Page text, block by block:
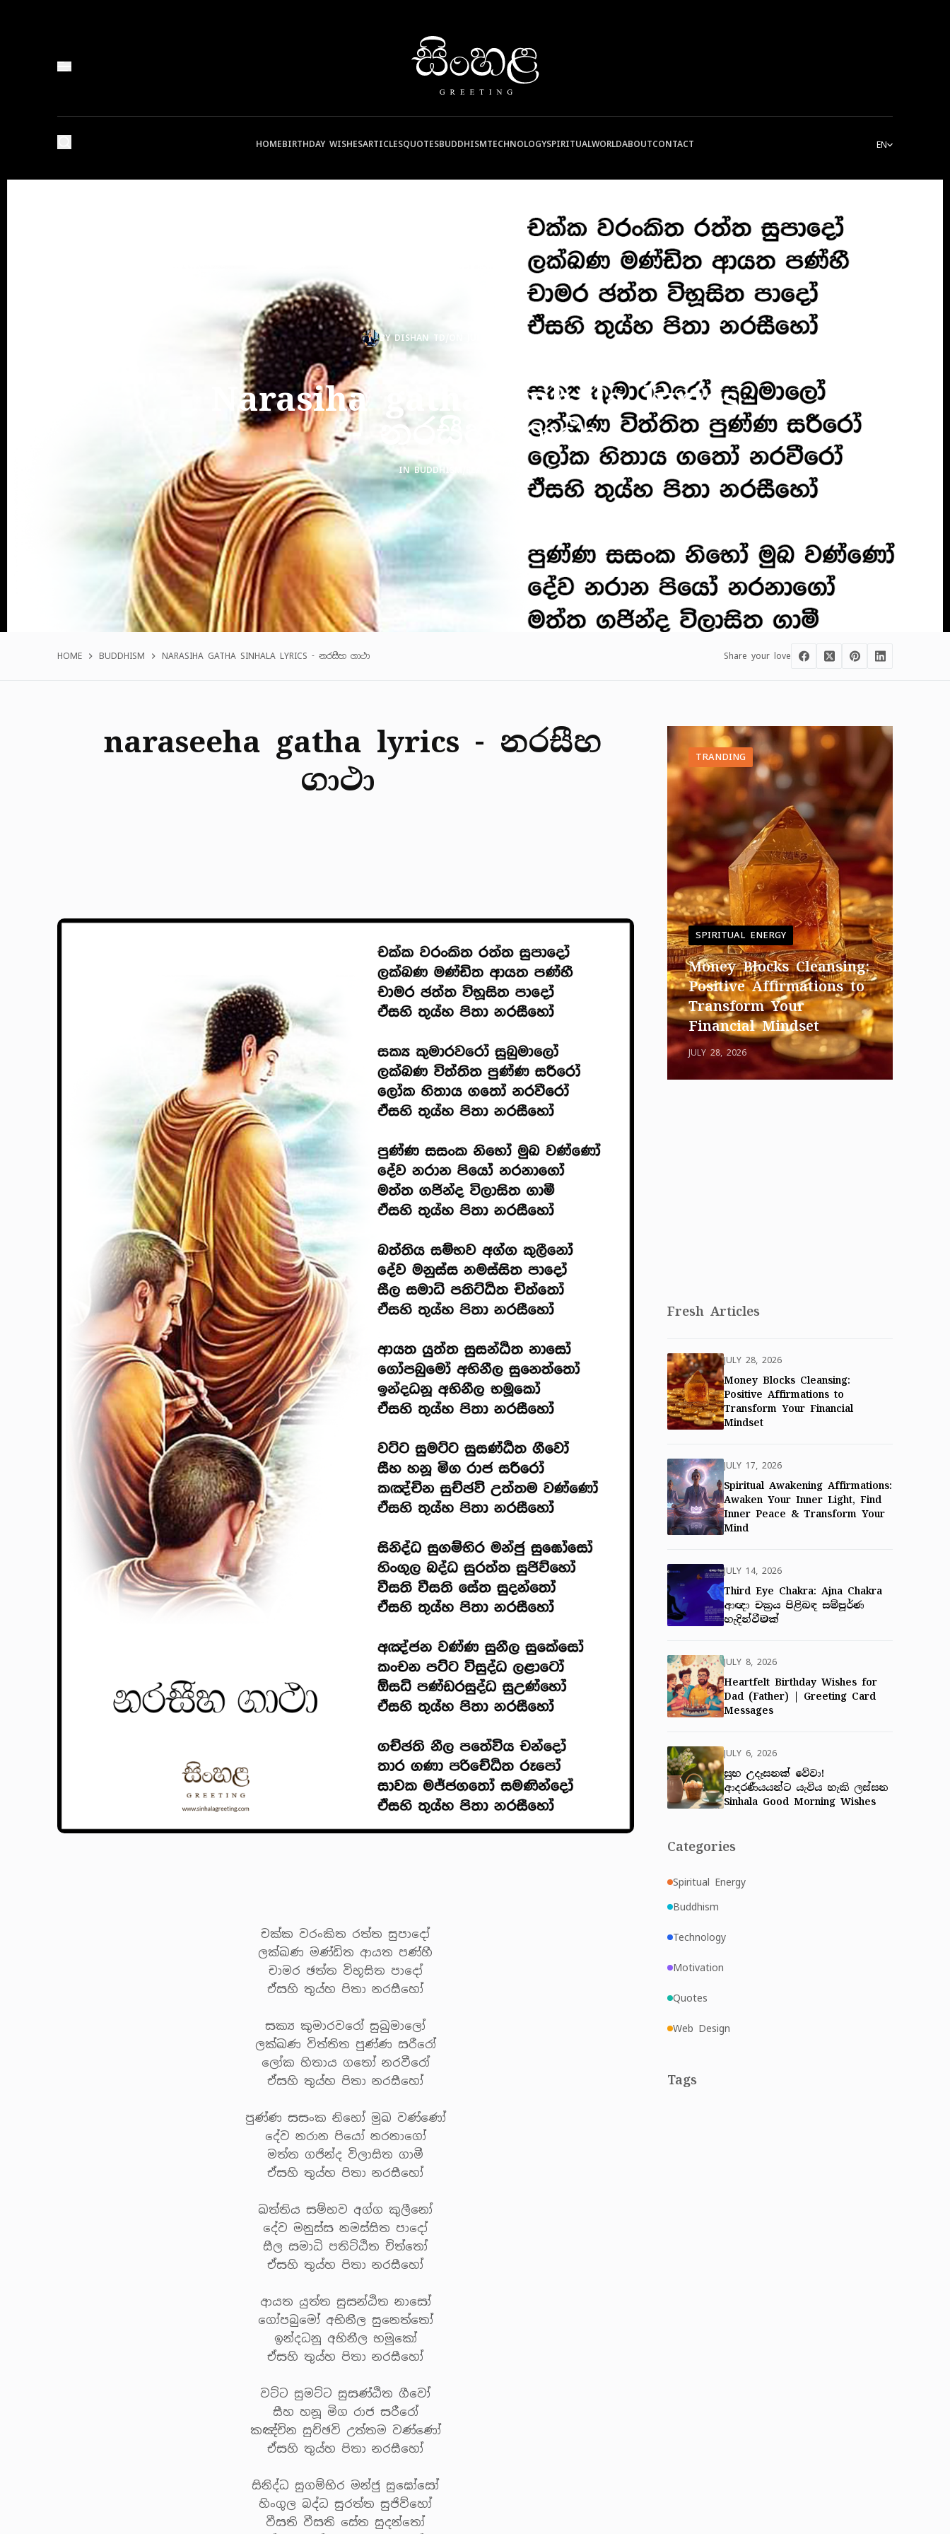
HOMEBIRTHDAY WISHESARTICLESQUOTESBUDDHISMTECHNOLOGYSPIRITUALWORLDABOUTCONTACT EN
BYDISHAN TD IN BUDDHISM
Narasiha gatha sinhala lyrics
- නරසීහ ගාථා
IN BUDDHISM READ TIME 4 MINS
HOME BUDDHISM NARASIHA GATHA SINHALA LYRICS - නරසීහ ගාථා Share your love
naraseeha gatha lyrics - නරසීහ
ගාථා
චක්ක වරංකිත රත්ත සුපාදෝ
ලක්ඛණ මණ්ඩිත ආයත පණ්හී
චාමර ඡත්ත විභූසිත පාදෝ
ඒසහි තුය්හ පිතා නරසීහෝ
සක්‍ය කුමාරවරෝ සුඛුමාලෝ
ලක්ඛණ විත්තිත පුණ්ණ සරීරෝ
ලෝක හිතාය ගතෝ නරවීරෝ
ඒසහි තුය්හ පිතා නරසීහෝ
පුණ්ණ සසංක නිභෝ මුඛ වණ්ණෝ
දේව නරාන පියෝ නරනාගෝ
මත්ත ගජින්ද විලාසිත ගාමී
ඒසහි තුය්හ පිතා නරසීහෝ
ඛත්තිය සම්භව අග්ග කුලීනෝ
දේව මනුස්ස නමස්සිත පාදෝ
සීල සමාධි පතිට්ඨිත චිත්තෝ
ඒසහි තුය්හ පිතා නරසීහෝ
ආයත යුත්ත සුසන්ඨිත නාසෝ
ගෝපබුමෝ අභිනීල සුනෙත්තෝ
ඉන්දධනූ අභිනීල භමූකෝ
ඒසහි තුය්හ පිතා නරසීහෝ
වට්ට සුමට්ට සුසණ්ඨිත ගීවෝ
සීහ හනූ මිග රාජ සරීරෝ
කඤ්චින සුච්ඡවි උත්තම වණ්ණෝ
ඒසහි තුය්හ පිතා නරසීහෝ
සිනිද්ධ සුගම්භිර මන්ජු සුඝෝසෝ
හිංගුල බද්ධ සුරත්ත සුජිව්හෝ
වීසති වීසති සේත සුදන්තෝ
TRANDING
SPIRITUAL ENERGY
Money Blocks Cleansing:
Positive Affirmations to
Transform Your
Financial Mindset
JULY 28, 2026
Fresh Articles
JULY 28, 2026
Money Blocks Cleansing:
Positive Affirmations to
Transform Your Financial
Mindset
JULY 17, 2026
Spiritual Awakening Affirmations:
Awaken Your Inner Light, Find
Inner Peace & Transform Your
Mind
JULY 14, 2026
Third Eye Chakra: Ajna Chakra
ආඥා චක්‍රය පිළිබඳ සම්පූර්ණ
හැදින්වීමක්
JULY 8, 2026
Heartfelt Birthday Wishes for
Dad (Father) | Greeting Card
Messages
JULY 6, 2026
සුභ උදෑසනක් වේවා!
ආදරණීයයන්ට යැවිය හැකි ලස්සන
Sinhala Good Morning Wishes
Categories
Spiritual Energy
Buddhism
Technology
Motivation
Quotes
Web Design
Tags